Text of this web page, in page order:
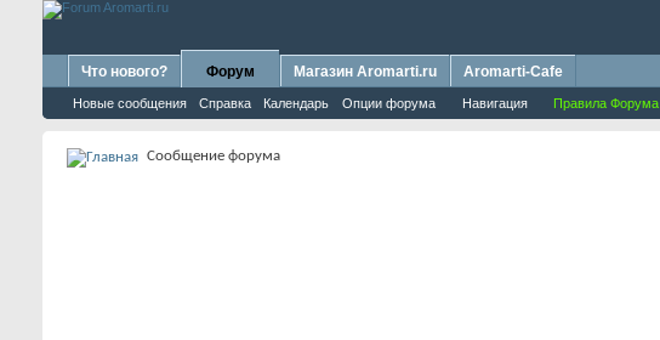
Что нового? Форум
Новые сообщения Справка Календарь Опции форума Навигация Правила Форума
Магазин Aromarti.ru Aromarti-Cafe
Сообщение форума